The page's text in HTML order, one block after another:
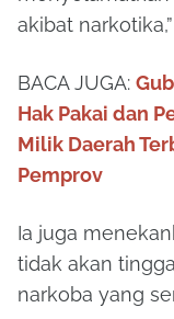
akibat
BACA JUGA:
Hak Pakai dan
Milik Daerah
Pemprov
Ia juga
tidak akan
narkoba yang